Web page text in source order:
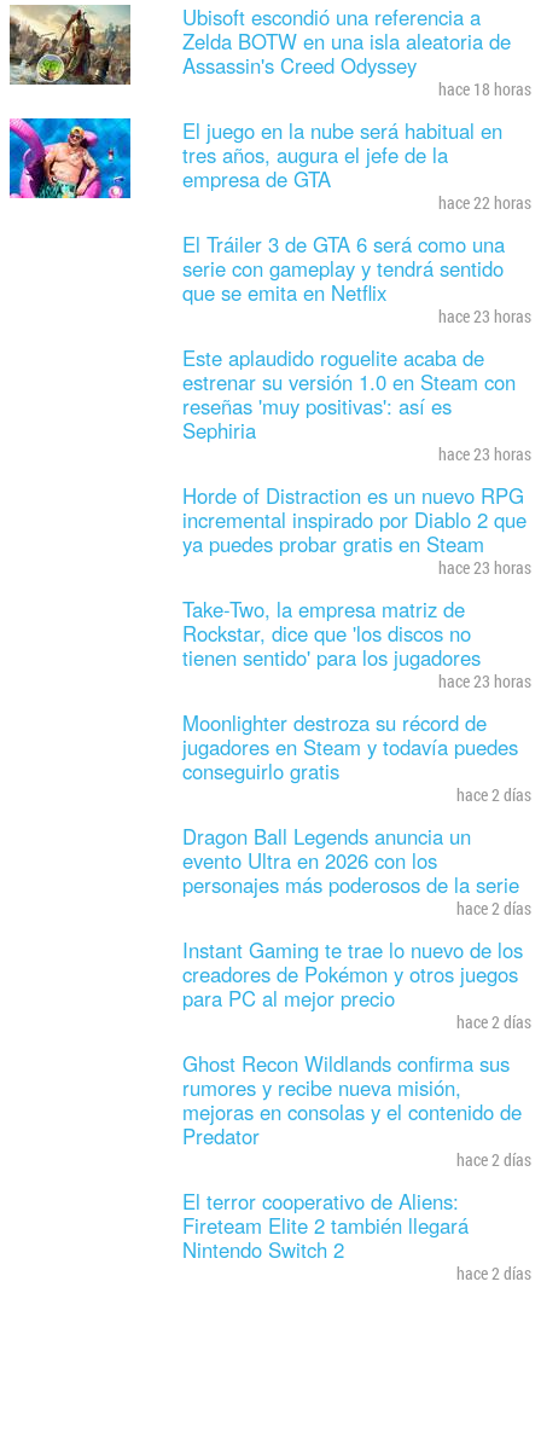
Ubisoft escondió una referencia a
Zelda BOTW en una isla aleatoria de
Assassin's Creed Odyssey
hace 18 horas
El juego en la nube será habitual en
tres años, augura el jefe de la
empresa de GTA
hace 22 horas
El Tráiler 3 de GTA 6 será como una
serie con gameplay y tendrá sentido
que se emita en Netflix
hace 23 horas
Este aplaudido roguelite acaba de
estrenar su versión 1.0 en Steam con
reseñas 'muy positivas': así es
Sephiria
hace 23 horas
Horde of Distraction es un nuevo RPG
incremental inspirado por Diablo 2 que
ya puedes probar gratis en Steam
hace 23 horas
Take-Two, la empresa matriz de
Rockstar, dice que 'los discos no
tienen sentido' para los jugadores
hace 23 horas
Moonlighter destroza su récord de
jugadores en Steam y todavía puedes
conseguirlo gratis
hace 2 días
Dragon Ball Legends anuncia un
evento Ultra en 2026 con los
personajes más poderosos de la serie
hace 2 días
Instant Gaming te trae lo nuevo de los
creadores de Pokémon y otros juegos
para PC al mejor precio
hace 2 días
Ghost Recon Wildlands confirma sus
rumores y recibe nueva misión,
mejoras en consolas y el contenido de
Predator
hace 2 días
El terror cooperativo de Aliens:
Fireteam Elite 2 también llegará
Nintendo Switch 2
hace 2 días